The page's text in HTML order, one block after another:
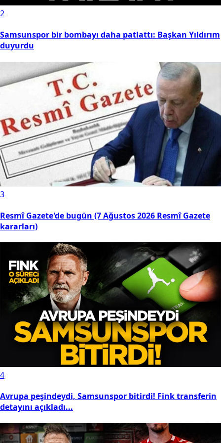
2
Samsunspor bir bombayı daha patlattı: Başkan Yıldırım
duyurdu
3
Resmî Gazete'de bugün (7 Ağustos 2026 Resmî Gazete
kararları)
4
Avrupa peşindeydi, Samsunspor bitirdi! Fink transferin
detayını açıkladı...